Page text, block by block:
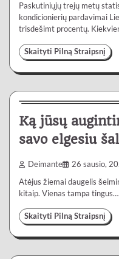
Paskutiniųjų trejų metų
kondicionierių pardavimai
trisdešimt procentų.
Skaityti Pilną Straipsnį
4 min
Gyvenimas
Ką jūsų
savo elgesiu
Deimante 26 sausio,
Atėjus žiemai daugelis
kitaip. Vienas tampa tingus…
Skaityti Pilną Straipsnį